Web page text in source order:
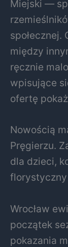
Miejski —
społecznej.
między
ręcznie
wpisujące
ofertę
Nowością
Pręgierzu.
dla dzieci,
florystyczny
Wrocław
początek
pokazania